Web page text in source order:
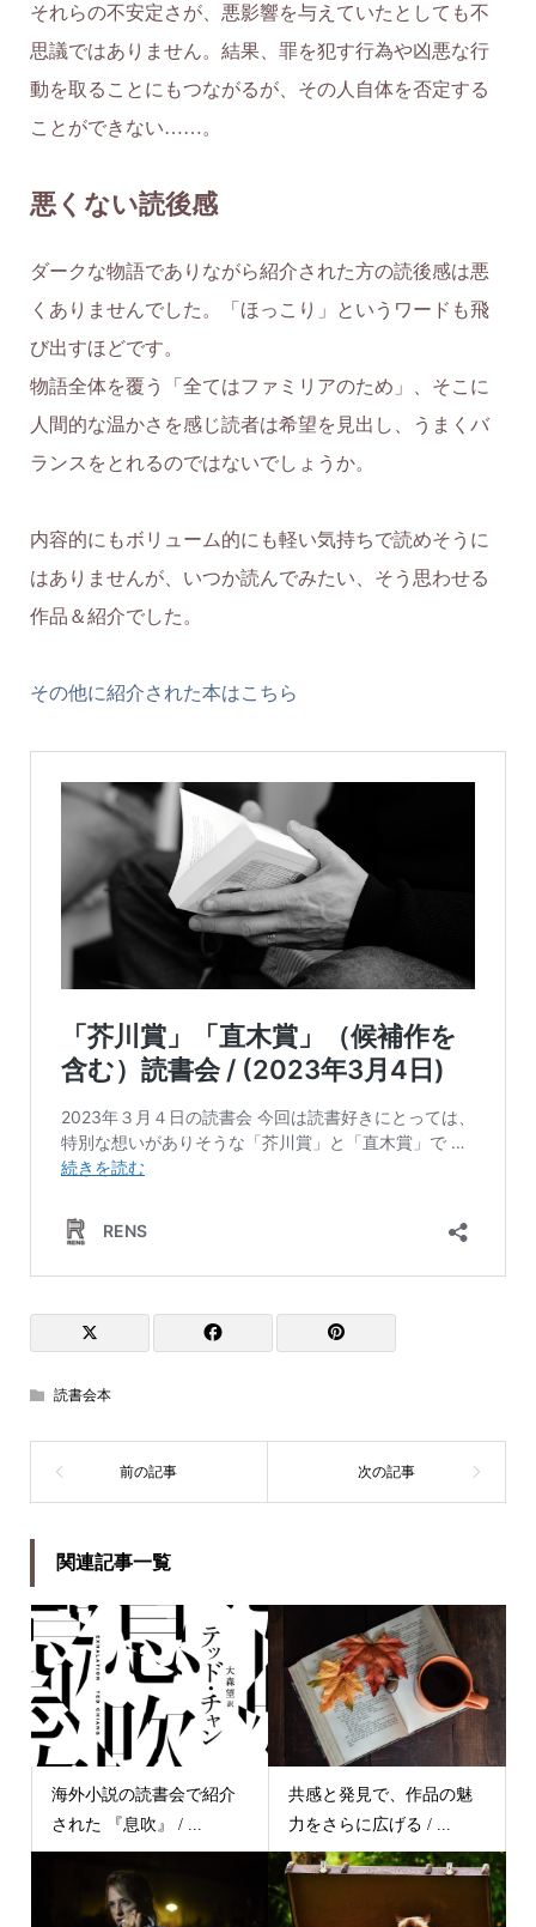
それらの不安定さが、悪影響を与えていたとしても不
思議ではありません。結果、罪を犯す行為や凶悪な行
動を取ることにもつながるが、その人自体を否定する
ことができない……。
悪くない読後感
ダークな物語でありながら紹介された方の読後感は悪
くありませんでした。「ほっこり」というワードも飛
び出すほどです。
物語全体を覆う「全てはファミリアのため」、そこに
人間的な温かさを感じ読者は希望を見出し、うまくバ
ランスをとれるのではないでしょうか。
内容的にもボリューム的にも軽い気持ちで読めそうに
はありませんが、いつか読んでみたい、そう思わせる
作品＆紹介でした。
その他に紹介された本はこちら
読書会本
関連記事一覧
海外小説の読書会で紹介
された 『息吹』 / ...
共感と発見で、作品の魅
力をさらに広げる / ...